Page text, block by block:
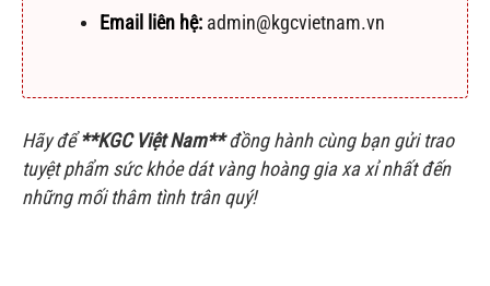
Email liên hệ: admin@kgcvietnam.vn
Hãy để**KGC Việt Nam**đồng hành cùng bạn gửi trao
tuyệt phẩm sức khỏe dát vàng hoàng gia xa xỉ nhất đến
những mối thâm tình trân quý!